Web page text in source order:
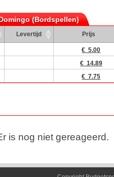
(Bordspellen)
Levertijd Prijs
€ 5.00
€ 14.89
€ 7.75
is nog niet gereageerd.